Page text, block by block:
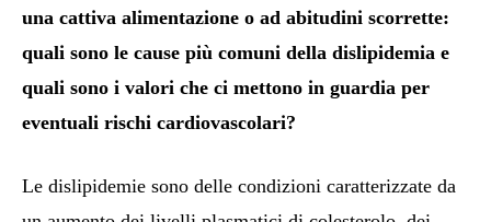
una cattiva alimentazione o ad abitudini scorrette:
quali sono le cause più comuni della dislipidemia e
quali sono i valori che ci mettono in guardia per
eventuali rischi cardiovascolari?
Le dislipidemie sono delle condizioni caratterizzate da